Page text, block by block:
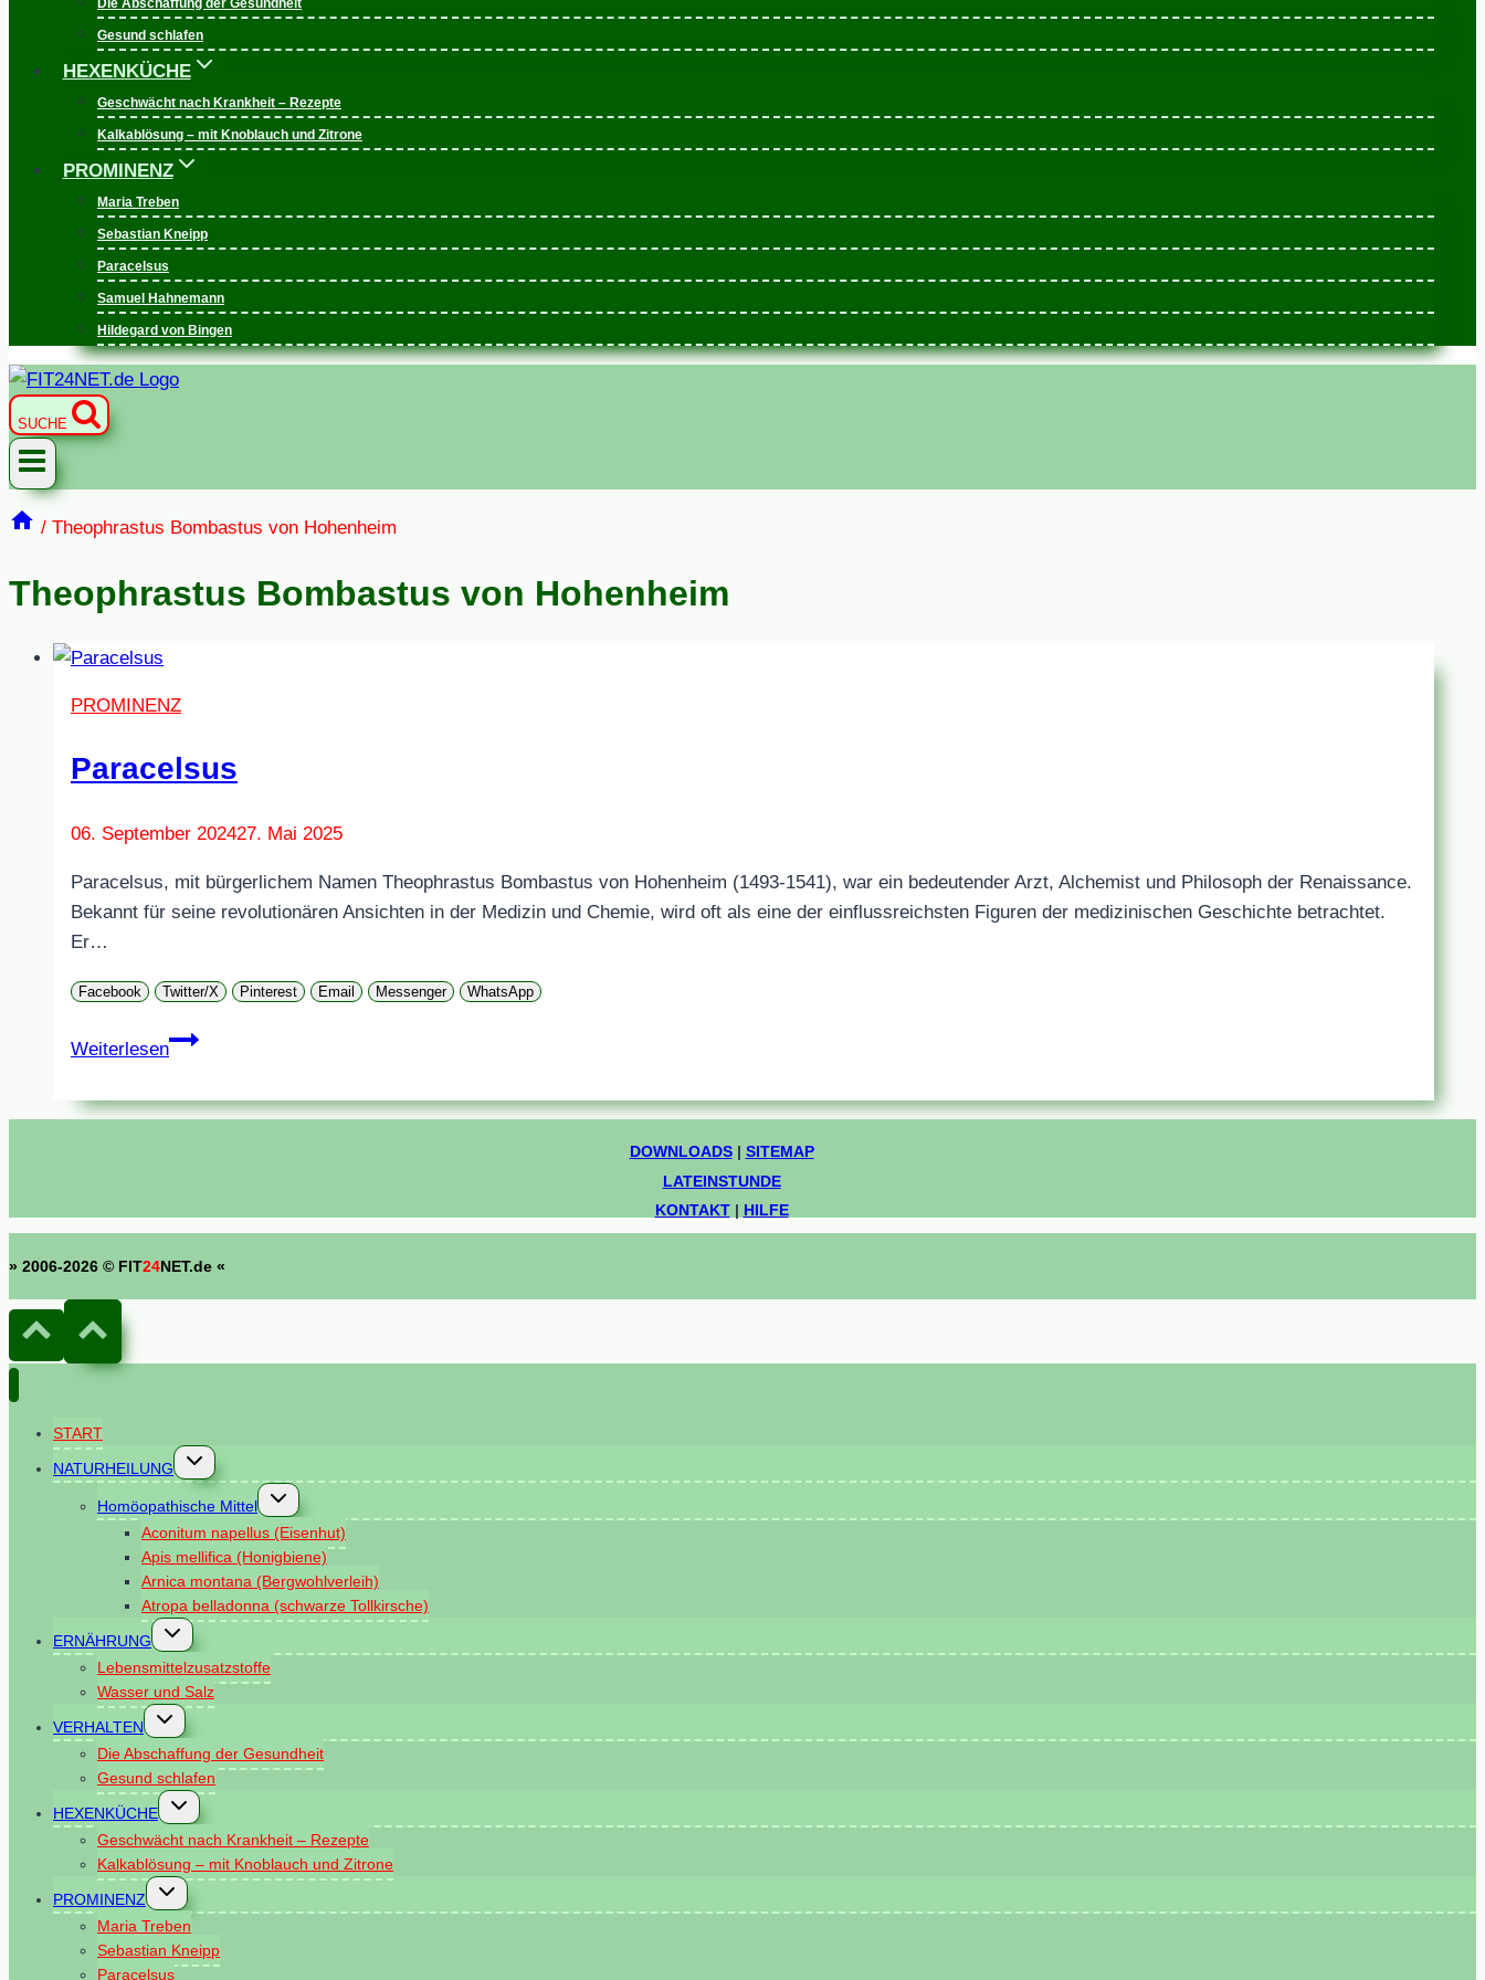
Die Abschaffung der Gesundheit
Gesund schlafen
HEXENKÜCHE
Geschwächt nach Krankheit – Rezepte
Kalkablösung – mit Knoblauch und Zitrone
PROMINENZ
Maria Treben
Sebastian Kneipp
Paracelsus
Samuel Hahnemann
Hildegard von Bingen
SUCHE
/ Theophrastus Bombastus von Hohenheim
Theophrastus Bombastus von Hohenheim
PROMINENZ
Paracelsus
06. September 202427. Mai 2025
Paracelsus, mit bürgerlichem Namen Theophrastus Bombastus von Hohenheim (1493-1541), war ein bedeutender Arzt, Alchemist und Philosoph der Renaissance.
Bekannt für seine revolutionären Ansichten in der Medizin und Chemie, wird oft als eine der einflussreichsten Figuren der medizinischen Geschichte betrachtet.
Er…
Facebook Twitter/X Pinterest Email Messenger WhatsApp
Weiterlesen
Paracelsus
DOWNLOADS| SITEMAP
LATEINSTUNDE
KONTAKT| HILFE
» 2006-2026 © FIT24NET.de «
START
NATURHEILUNG
Untermenü
umschalten
Homöopathische Mittel
Untermenü
umschalten
Aconitum napellus (Eisenhut)
Apis mellifica (Honigbiene)
Arnica montana (Bergwohlverleih)
Atropa belladonna (schwarze Tollkirsche)
ERNÄHRUNG
Untermenü
umschalten
Lebensmittelzusatzstoffe
Wasser und Salz
VERHALTEN
Untermenü
umschalten
Die Abschaffung der Gesundheit
Gesund schlafen
HEXENKÜCHE
Untermenü
umschalten
Geschwächt nach Krankheit – Rezepte
Kalkablösung – mit Knoblauch und Zitrone
PROMINENZ
Untermenü
umschalten
Maria Treben
Sebastian Kneipp
Paracelsus